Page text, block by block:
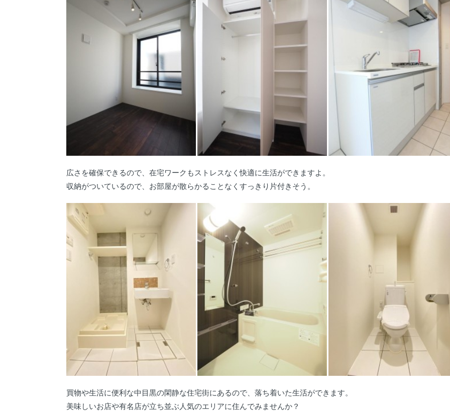
広さを確保できるので、在宅ワークもストレスなく快適に生活ができますよ。
収納がついているので、お部屋が散らかることなくすっきり片付きそう。
買物や生活に便利な中目黒の閑静な住宅街にあるので、落ち着いた生活ができます。
美味しいお店や有名店が立ち並ぶ人気のエリアに住んでみませんか？